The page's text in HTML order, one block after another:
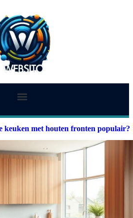
keuken met houten fronten populair?